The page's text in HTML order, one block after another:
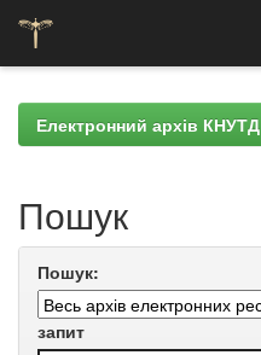
navigationЕлектронний архів КНУТД
Пошук
Пошук:
запит